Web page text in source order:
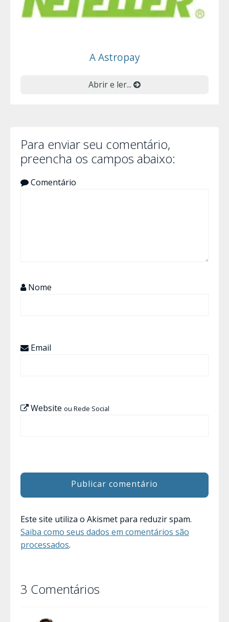
A Astropay
Abrir e ler...
Para enviar seu comentário,
preencha os campos abaixo:
Comentário
Nome
Email
Website ou Rede Social
Este site utiliza o Akismet para reduzir spam.
Saiba como seus dados em comentários são
processados.
3 Comentários